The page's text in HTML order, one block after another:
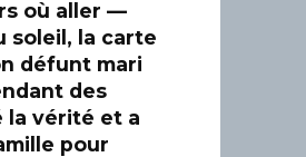
où aller —
soleil, la carte
défunt mari
des
la vérité et a
pour